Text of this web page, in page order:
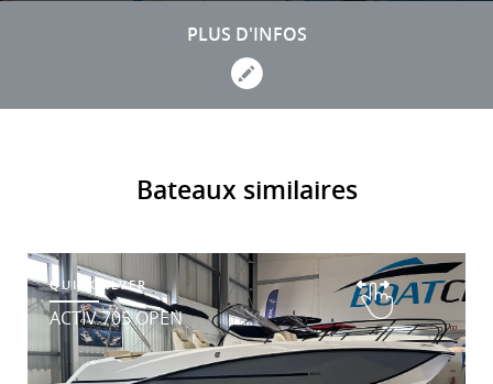
PLUS D'INFOS
Bateaux similaires
QUICKSILVER
ACTIV 705 OPEN